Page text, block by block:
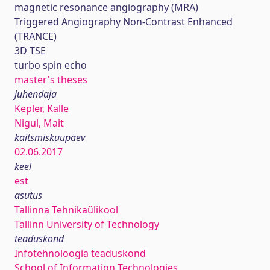
magnetic resonance angiography (MRA)
Triggered Angiography Non-Contrast Enhanced
(TRANCE)
3D TSE
turbo spin echo
master's theses
juhendaja
Kepler, Kalle
Nigul, Mait
kaitsmiskuupäev
02.06.2017
keel
est
asutus
Tallinna Tehnikaülikool
Tallinn University of Technology
teaduskond
Infotehnoloogia teaduskond